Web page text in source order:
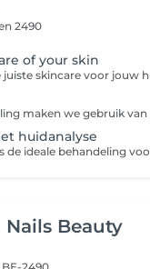
2490
of your skin
huidanalyse
Nails Beauty